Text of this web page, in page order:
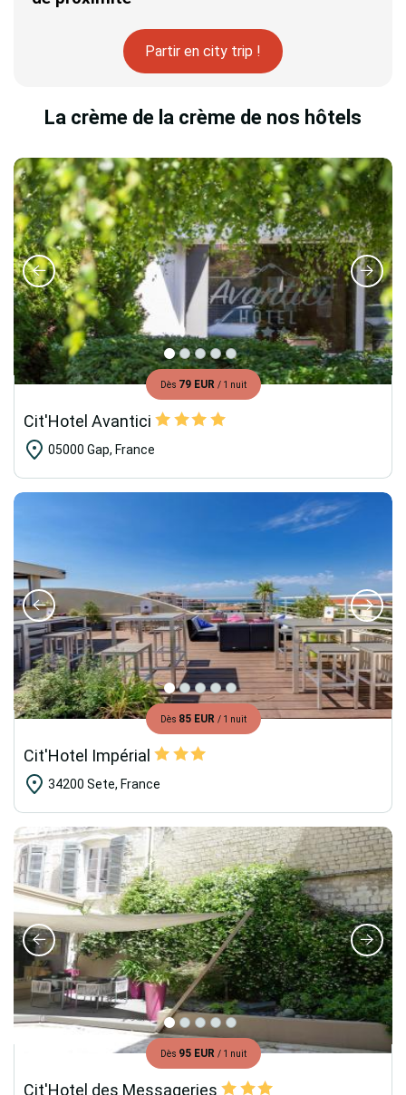
Partir en city trip !
La crème de la crème de nos hôtels
Dès 79 EUR / 1 nuit
Cit'Hotel Avantici
05000 Gap, France
Dès 85 EUR / 1 nuit
Cit'Hotel Impérial
34200 Sete, France
Dès 95 EUR / 1 nuit
Cit'Hotel des Messageries